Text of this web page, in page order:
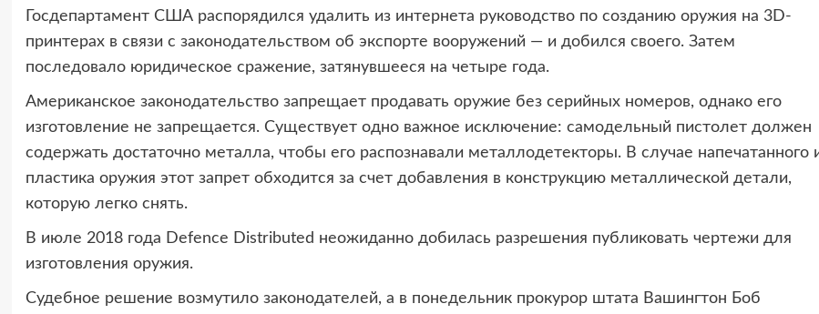
Госдепартамент США распорядился удалить из интернета руководство по созданию оружия на 3D-
принтерах в связи с законодательством об экспорте вооружений — и добился своего. Затем
последовало юридическое сражение, затянувшееся на четыре года.
Американское законодательство запрещает продавать оружие без серийных номеров, однако его
изготовление не запрещается. Существует одно важное исключение: самодельный пистолет должен
содержать достаточно металла, чтобы его распознавали металлодетекторы. В случае напечатанного
пластика оружия этот запрет обходится за счет добавления в конструкцию металлической детали,
которую легко снять.
В июле 2018 года Defence Distributed неожиданно добилась разрешения публиковать чертежи для
изготовления оружия.
Судебное решение возмутило законодателей, а в понедельник прокурор штата Вашингтон Боб